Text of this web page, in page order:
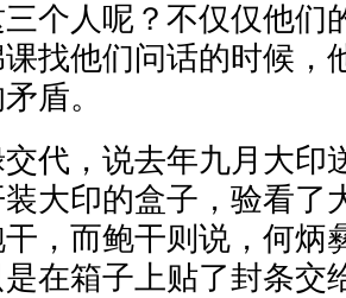
个人呢？不仅仅他们
找他们问话的时候，
盾。
代，说去年九月大印
大印的盒子，验看了
，而鲍干则说，何炳
在箱子上贴了封条交